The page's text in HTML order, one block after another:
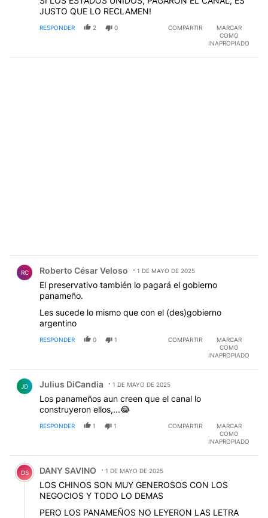
JUSTO QUE LO RECLAMEN!
RESPONDER 2 0 COMPARTIR
MARCAR
COMO
INAPROPIADO
RC Roberto César Veloso 1 DE MAYO DE 2025
El preservativo también lo pagará el gobierno
panameño.
Les sucede lo mismo que con el (des)gobierno
argentino
RESPONDER 0 1 COMPARTIR
MARCAR
COMO
INAPROPIADO
JD Julius DiCandia 1 DE MAYO DE 2025
Los panameños aun creen que el canal lo
construyeron ellos,...😂
RESPONDER 1 1 COMPARTIR
MARCAR
COMO
INAPROPIADO
Comentario de DANY SAVINO.
DS DANY SAVINO 1 DE MAYO DE 2025
LOS CHINOS SON MUY GENEROSOS CON LOS
NEGOCIOS Y TODO LO DEMAS
PERO LOS PANAMEÑOS NO LEYERON LAS LETRA